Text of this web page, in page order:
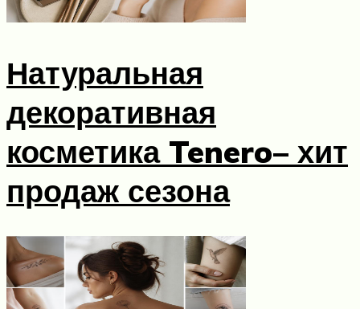
Натуральная
декоративная
косметика Tenero– хит
продаж сезона